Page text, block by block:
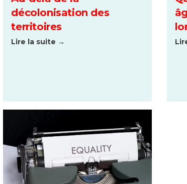
décolonisation des
territoires
Lire la suite →